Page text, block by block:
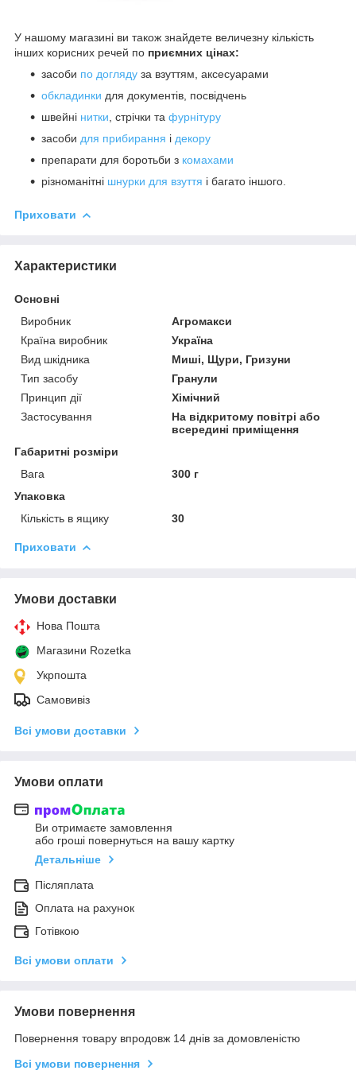
У нашому магазині ви також знайдете величезну кількість
інших корисних речей по приємних цінах:
засоби по догляду за взуттям, аксесуарами
обкладинки для документів, посвідчень
швейні нитки , стрічки та фурнітуру
засоби для прибирання і декору
препарати для боротьби з комахами
різноманітні шнурки для взуття і багато іншого.
Приховати
Характеристики
Основні
Виробник
Агромакси
Країна виробник
Україна
Вид шкідника
Миші, Щури, Гризуни
Тип засобу
Гранули
Принцип дії
Хімічний
Застосування
На відкритому повітрі або
всередині приміщення
Габаритні розміри
Вага
300 г
Упаковка
Кількість в ящику
30
Приховати
Умови доставки
Нова Пошта
Магазини Rozetka
Укрпошта
Самовивіз
Всі умови доставки
Умови оплати
Ви отримаєте замовлення
або гроші повернуться на вашу картку
Детальніше
Післяплата
Оплата на рахунок
Готівкою
Всі умови оплати
Умови повернення
Повернення товару впродовж 14 днів за домовленістю
Всі умови повернення